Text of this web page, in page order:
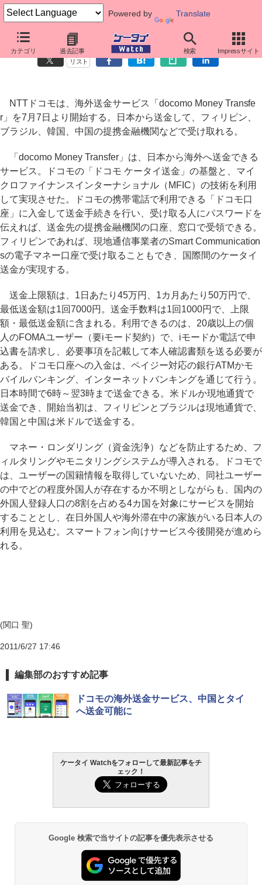
Powered by Translate
カテゴリ 過去記事 検索 Impressサイト
ドコモ、海外送金サービスを7月7日スタート
リスト
NTTドコモは、海外送金サービス「docomo Money Transfe
r」を7月7日より開始する。日本から送金して、フィリピン、
ブラジル、韓国、中国の提携金融機関などで受け取れる。
「docomo Money Transfer」は、日本から海外へ送金できる
サービス。ドコモの「ドコモ ケータイ送金」の基盤と、マイ
クロファイナンスインターナショナル（MFIC）の技術を利用
して実現させた。ドコモの携帯電話で利用できる「ドコモ口
座」に入金して送金手続きを行い、受け取る人にパスワードを
伝えれば、送金先の提携金融機関の口座、窓口で受領できる。
フィリピンであれば、現地通信事業者のSmart Communication
sの電子マネー口座で受け取ることもでき、国際間のケータイ
送金が実現する。
送金上限額は、1日あたり45万円、1カ月あたり50万円で、
最低送金額は1回7000円。送金手数料は1回1000円で、上限
額・最低送金額に含まれる。利用できるのは、20歳以上の個
人のFOMAユーザー（要iモード契約）で、iモードか電話で申
込書を請求し、必要事項を記載して本人確認書類を送る必要が
ある。ドコモ口座への入金は、ペイジー対応の銀行ATMかモ
バイルバンキング、インターネットバンキングを通じて行う。
日本時間で6時～翌3時まで送金できる。米ドルか現地通貨で
送金でき、開始当初は、フィリピンとブラジルは現地通貨で、
韓国と中国は米ドルで送金する。
マネー・ロンダリング（資金洗浄）などを防止するため、フ
ィルタリングやモニタリングシステムが導入される。ドコモで
は、ユーザーの国籍情報を取得していないため、同社ユーザー
の中でどの程度外国人が存在するか不明としながらも、国内の
外国人登録人口の8割を占める4カ国を対象にサービスを開始
することとし、在日外国人や海外滞在中の家族がいる日本人の
利用を見込む。スマートフォン向けサービス今後開発が進めら
れる。
(関口 聖)
2011/6/27 17:46
編集部のおすすめ記事
ドコモの海外送金サービス、中国とタイ
へ送金可能に
ケータイ Watchをフォローして最新記事をチ
ェック！
Google 検索で当サイトの記事を優先表示させる